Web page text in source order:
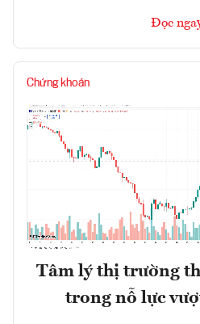
Đọc
Chứng khoán
Tâm lý thị trường
trong nỗ lực